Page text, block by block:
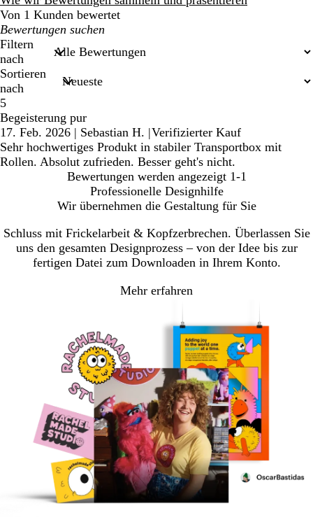
Von 1 Kunden bewertet
Meine
Sucheingaben
Filtern
nach
Sortieren
nach
5
Begeisterung pur
17. Feb. 2026 | Sebastian H. |Verifizierter Kauf
Sehr hochwertiges Produkt in stabiler Transportbox mit
Rollen. Absolut zufrieden. Besser geht's nicht.
Bewertungen werden angezeigt 1-1
Professionelle Designhilfe
Wir übernehmen die Gestaltung für Sie
Schluss mit Frickelarbeit & Kopfzerbrechen. Überlassen Sie
uns den gesamten Designprozess – von der Idee bis zur
fertigen Datei zum Downloaden in Ihrem Konto.
Mehr erfahren